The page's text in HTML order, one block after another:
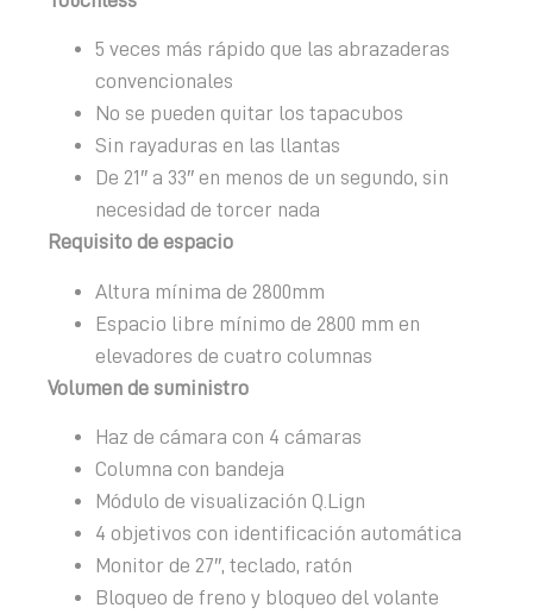
5 veces más rápido que las abrazaderas
convencionales
No se pueden quitar los tapacubos
Sin rayaduras en las llantas
De 21″ a 33″ en menos de un segundo, sin
necesidad de torcer nada
Requisito de espacio
Altura mínima de 2800mm
Espacio libre mínimo de 2800 mm en
elevadores de cuatro columnas
Volumen de suministro
Haz de cámara con 4 cámaras
Columna con bandeja
Módulo de visualización Q.Lign
4 objetivos con identificación automática
Monitor de 27″, teclado, ratón
Bloqueo de freno y bloqueo del volante